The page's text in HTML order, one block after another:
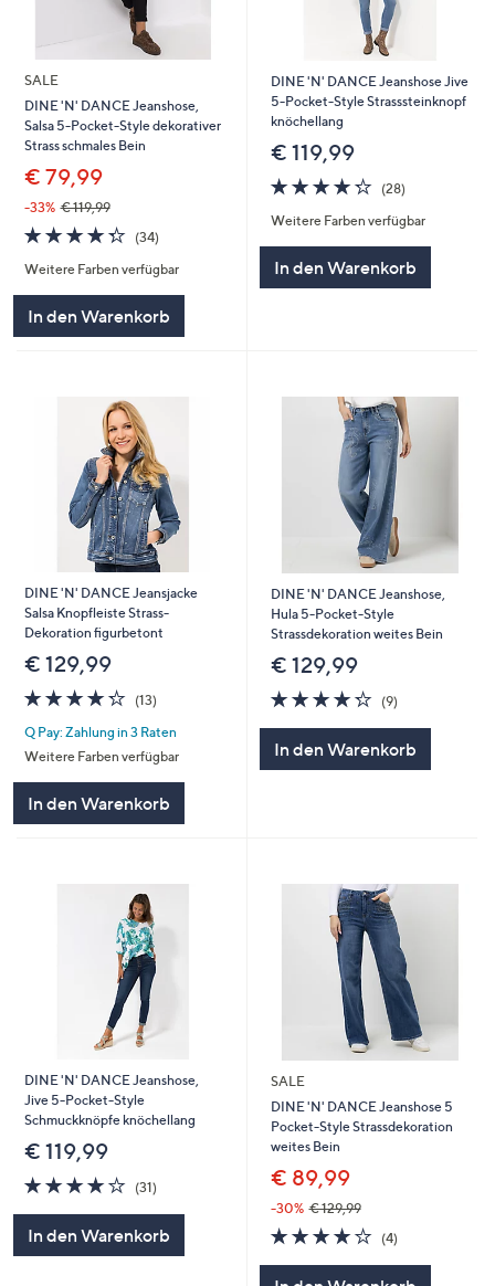
SALE
DINE 'N' DANCE Jeanshose,
Salsa 5-Pocket-Style dekorativer
Strass schmales Bein
€ 79,99
-33% € 119,99
4.3
von
5
(34)
Weitere Farben verfügbar
In den Warenkorb
DINE 'N' DANCE Jeanshose Jive
5-Pocket-Style Strasssteinknopf
knöchellang
€ 119,99
4.2
von
5
(28)
Weitere Farben verfügbar
In den Warenkorb
DINE 'N' DANCE Jeansjacke
Salsa Knopfleiste Strass-
Dekoration figurbetont
€ 129,99
4.2
von
5
(13)
Q Pay: Zahlung in 3 Raten
Weitere Farben verfügbar
In den Warenkorb
DINE 'N' DANCE Jeanshose,
Hula 5-Pocket-Style
Strassdekoration weites Bein
€ 129,99
4.2
von
5
(9)
In den Warenkorb
DINE 'N' DANCE Jeanshose,
Jive 5-Pocket-Style
Schmuckknöpfe knöchellang
€ 119,99
4.1
von
(31)
In den Warenkorb
SALE
DINE 'N' DANCE Jeanshose 5
Pocket-Style Strassdekoration
weites Bein
€ 89,99
-30% € 129,99
4.0
von
(4)